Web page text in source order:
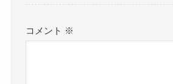
コメント ※